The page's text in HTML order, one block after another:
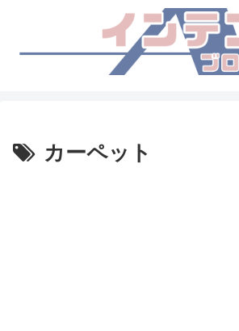
カーペット